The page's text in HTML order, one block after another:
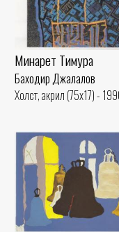
Минарет Тимура
Баходир Джалалов
Холст, акрил (75x17) -